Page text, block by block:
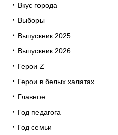
Вкус города
Выборы
Выпускник 2025
Выпускник 2026
Герои Z
Герои в белых халатах
Главное
Год педагога
Год семьи